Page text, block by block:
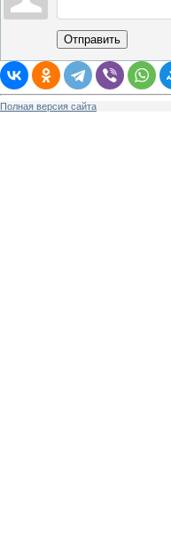
Отправить
Полная версия сайта